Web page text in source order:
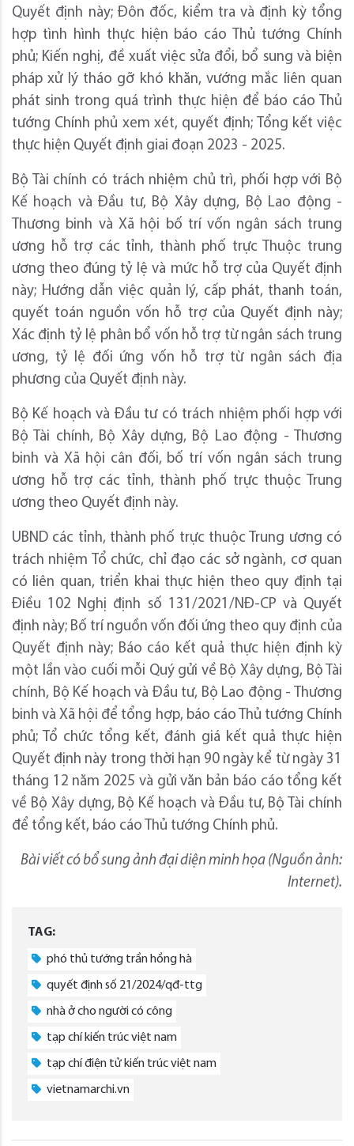
Quyết định này; Đôn đốc, kiểm tra và định kỳ tổng
hợp tình hình thực hiện báo cáo Thủ tướng Chính
phủ; Kiến nghị, đề xuất việc sửa đổi, bổ sung và biện
pháp xử lý tháo gỡ khó khăn, vướng mắc liên quan
phát sinh trong quá trình thực hiện để báo cáo Thủ
tướng Chính phủ xem xét, quyết định; Tổng kết việc
thực hiện Quyết định giai đoạn 2023 - 2025.
Bộ Tài chính có trách nhiệm chủ trì, phối hợp với Bộ
Kế hoạch và Đầu tư, Bộ Xây dựng, Bộ Lao động -
Thương binh và Xã hội bố trí vốn ngân sách trung
ương hỗ trợ các tỉnh, thành phố trực Thuộc trung
ương theo đúng tỷ lệ và mức hỗ trợ của Quyết định
này; Hướng dẫn việc quản lý, cấp phát, thanh toán,
quyết toán nguồn vốn hỗ trợ của Quyết định này;
Xác định tỷ lệ phân bổ vốn hỗ trợ từ ngân sách trung
ương, tỷ lệ đối ứng vốn hỗ trợ từ ngân sách địa
phương của Quyết định này.
Bộ Kế hoạch và Đầu tư có trách nhiệm phối hợp với
Bộ Tài chính, Bộ Xây dựng, Bộ Lao động - Thương
binh và Xã hội cân đối, bố trí vốn ngân sách trung
ương hỗ trợ các tỉnh, thành phố trực thuộc Trung
ương theo Quyết định này.
UBND các tỉnh, thành phố trực thuộc Trung ương có
trách nhiệm Tổ chức, chỉ đạo các sở ngành, cơ quan
có liên quan, triển khai thực hiện theo quy định tại
Điều 102 Nghị định số 131/2021/NĐ-CP và Quyết
định này; Bố trí nguồn vốn đối ứng theo quy định của
Quyết định này; Báo cáo kết quả thực hiện định kỳ
một lần vào cuối mỗi Quý gửi về Bộ Xây dựng, Bộ Tài
chính, Bộ Kế hoạch và Đầu tư, Bộ Lao động - Thương
binh và Xã hội để tổng hợp, báo cáo Thủ tướng Chính
phủ; Tổ chức tổng kết, đánh giá kết quả thực hiện
Quyết định này trong thời hạn 90 ngày kể từ ngày 31
tháng 12 năm 2025 và gửi văn bản báo cáo tổng kết
về Bộ Xây dựng, Bộ Kế hoạch và Đầu tư, Bộ Tài chính
để tổng kết, báo cáo Thủ tướng Chính phủ.
Bài viết có bổ sung ảnh đại diện minh họa (Nguồn ảnh:
Internet).
TAG:
phó thủ tướng trần hồng hà
quyết định số 21/2024/qđ-ttg
nhà ở cho người có công
tạp chí kiến trúc việt nam
tạp chí điện tử kiến trúc việt nam
vietnamarchi.vn